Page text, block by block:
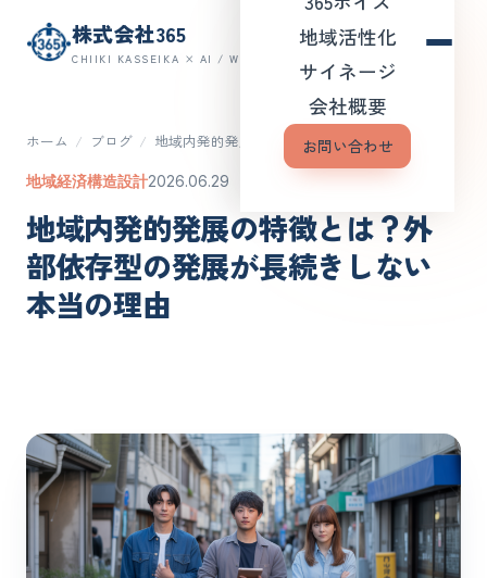
株式会社365
CHIIKI KASSEIKA × AI / WEB
地域活性化
サイネージ
会社概要
お問い合わせ
ホーム / ブログ / 地域内発的発展の特徴とは？外…
地域経済構造設計2026.06.29
地域内発的発展の特徴とは？外
部依存型の発展が長続きしない
本当の理由